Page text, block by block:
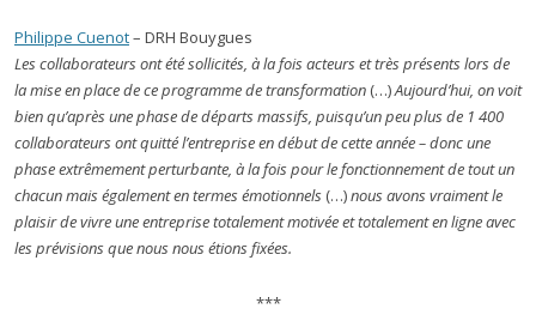
Philippe Cuenot– DRH Bouygues
Les collaborateurs ont été sollicités, à la fois acteurs et très présents lors de
la mise en place de ce programme de transformation (…)Aujourd’hui, on voit
bien qu’après une phase de départs massifs, puisqu’un peu plus de 1 400
collaborateurs ont quitté l’entreprise en début de cette année – donc une
phase extrêmement perturbante, à la fois pour le fonctionnement de tout un
chacun mais également en termes émotionnels (…)nous avons vraiment le
plaisir de vivre une entreprise totalement motivée et totalement en ligne avec
les prévisions que nous nous étions fixées.
***